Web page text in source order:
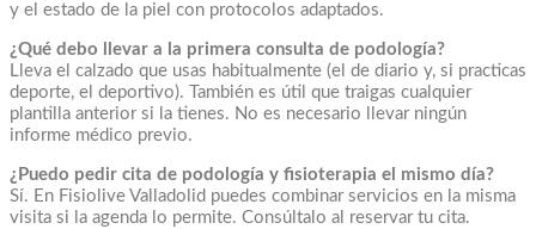
y el estado de la piel con protocolos adaptados.
¿Qué debo llevar a la primera consulta de podología?
Lleva el calzado que usas habitualmente (el de diario y, si practicas
deporte, el deportivo). También es útil que traigas cualquier
plantilla anterior si la tienes. No es necesario llevar ningún
informe médico previo.
¿Puedo pedir cita de podología y fisioterapia el mismo día?
Sí. En Fisiolive Valladolid puedes combinar servicios en la misma
visita si la agenda lo permite. Consúltalo al reservar tu cita.